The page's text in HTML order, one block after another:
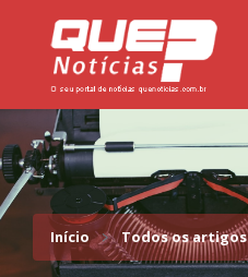
Início Todos os artigos